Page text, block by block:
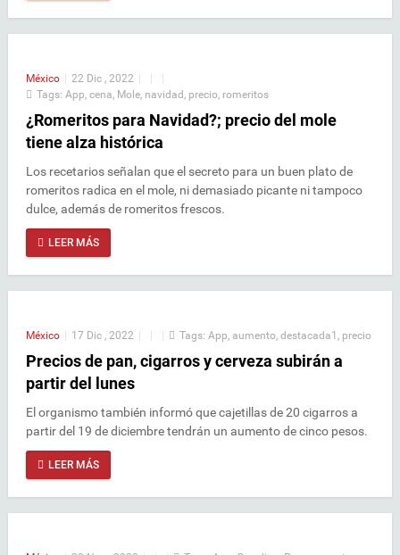
México | 22 Dic , 2022 | |
|
Tags: App cena Mole navidad precio romeritos
¿Romeritos para Navidad?; precio del mole
tiene alza histórica
Los recetarios señalan que el secreto para un buen plato de
romeritos radica en el mole, ni demasiado picante ni tampoco
dulce, además de romeritos frescos.
LEER MÁS
México | 17 Dic , 2022 | | | Tags: App aumento destacada1 precio
Precios de pan, cigarros y cerveza subirán a
partir del lunes
El organismo también informó que cajetillas de 20 cigarros a
partir del 19 de diciembre tendrán un aumento de cinco pesos.
LEER MÁS